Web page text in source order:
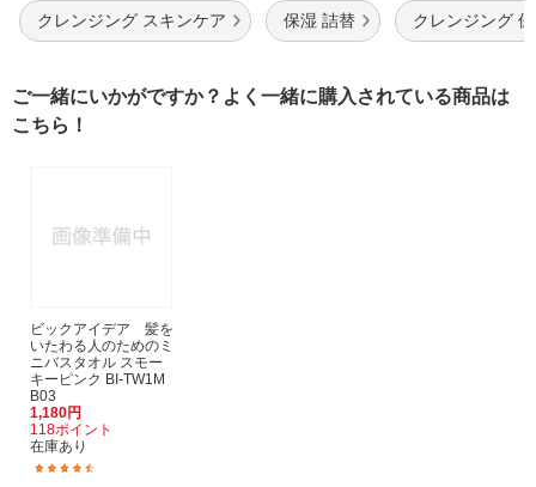
クレンジング スキンケア 保湿 詰替 クレンジング
ご一緒にいかがですか？よく一緒に購入されている商品は
こちら！
ビックアイデア 髪を
いたわる人のためのミ
ニバスタオル スモー
キーピンク BI-TW1M
B03
1,180円
118ポイント
在庫あり